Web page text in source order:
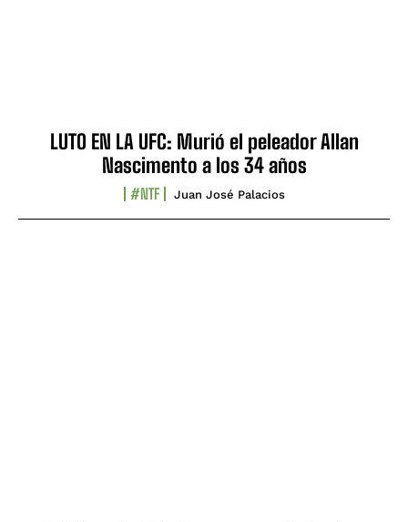
LUTO EN LA UFC: Murió el peleador Allan
Nascimento a los 34 años
#NTF Juan José Palacios